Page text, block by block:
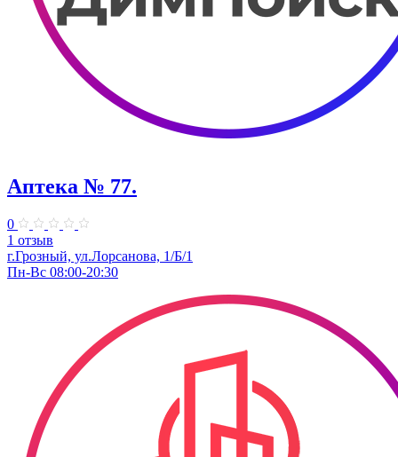
Аптека № 77.
0
1 отзыв
г.Грозный, ул.Лорсанова, 1/Б/1
Пн-Вс 08:00-20:30